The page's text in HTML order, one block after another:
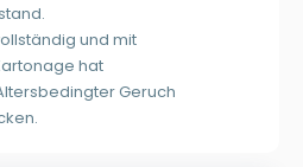
und mit
hat
Geruch